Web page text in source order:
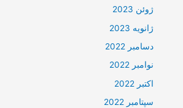
ژوئن 2023
ژانویه 2023
دسامبر 2022
نوامبر 2022
اکتبر 2022
سپتامبر 2022